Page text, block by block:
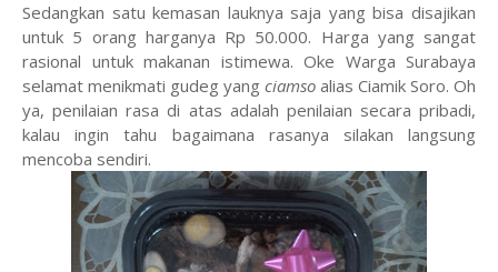
Sedangkan satu kemasan lauknya saja yang bisa disajikan
untuk 5 orang harganya Rp 50.000. Harga yang sangat
rasional untuk makanan istimewa. Oke Warga Surabaya
selamat menikmati gudeg yang ciamso alias Ciamik Soro. Oh
ya, penilaian rasa di atas adalah penilaian secara pribadi,
kalau ingin tahu bagaimana rasanya silakan langsung
mencoba sendiri.